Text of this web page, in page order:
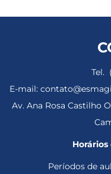
Tel.
E-mail:
Av. Ana Rosa Castilho
Períodos de